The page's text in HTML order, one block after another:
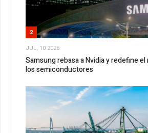
2
JUL, 10 2026
Samsung rebasa a Nvidia y redefine el
los semiconductores